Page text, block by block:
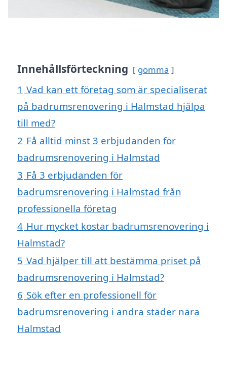
Innehållsförteckning gömma
1 Vad kan ett företag som är specialiserat
på badrumsrenovering i Halmstad hjälpa
till med?
2 Få alltid minst 3 erbjudanden för
badrumsrenovering i Halmstad
3 Få 3 erbjudanden för
badrumsrenovering i Halmstad från
professionella företag
4 Hur mycket kostar badrumsrenovering i
Halmstad?
5 Vad hjälper till att bestämma priset på
badrumsrenovering i Halmstad?
6 Sök efter en professionell för
badrumsrenovering i andra städer nära
Halmstad